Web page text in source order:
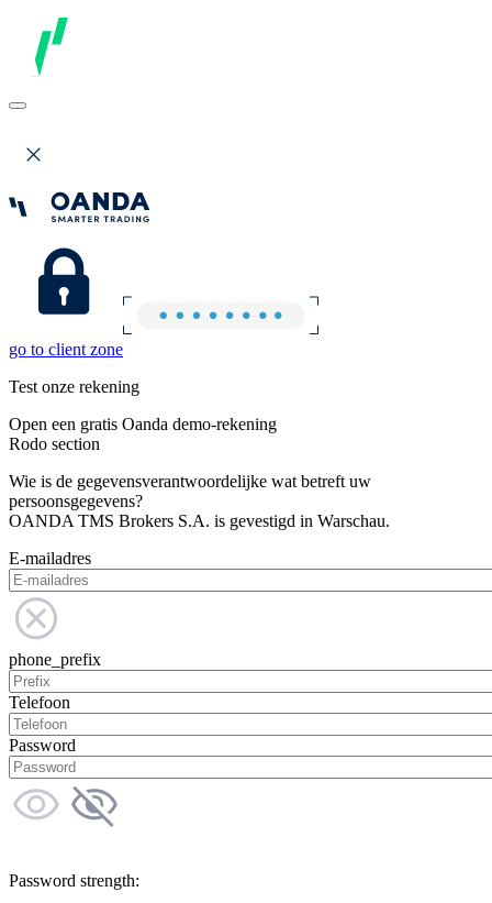
go to client zone
Test onze rekening
Open een gratis Oanda demo-rekening
Rodo section
Wie is de gegevensverantwoordelijke wat betreft uw
persoonsgegevens?
OANDA TMS Brokers S.A. is gevestigd in Warschau.
E-mailadres
phone_prefix
Telefoon
Password
Password strength: